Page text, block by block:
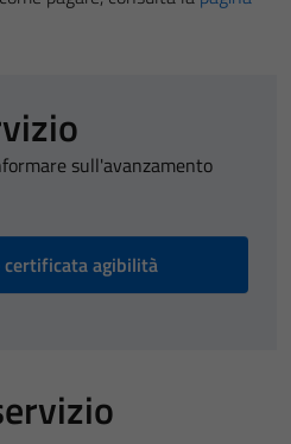
sull'avanzamento
certificata agibilità